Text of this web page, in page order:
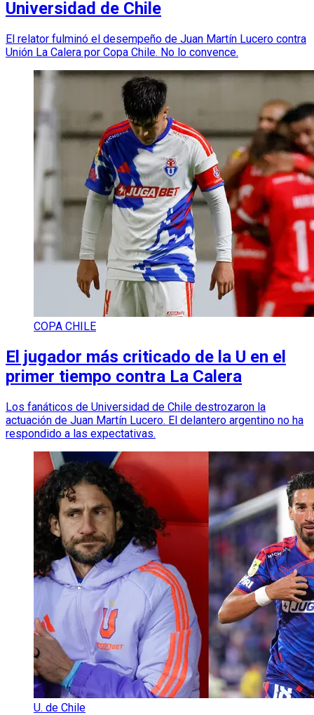
Universidad de Chile
El relator fulminó el desempeño de Juan Martín Lucero contra
Unión La Calera por Copa Chile. No lo convence.
COPA CHILE
El jugador más criticado de la U en el
primer tiempo contra La Calera
Los fanáticos de Universidad de Chile destrozaron la
actuación de Juan Martín Lucero. El delantero argentino no ha
respondido a las expectativas.
U. de Chile